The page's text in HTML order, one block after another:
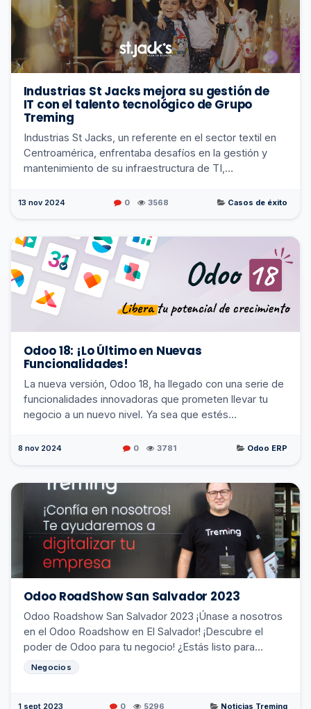
Industrias St Jacks mejora su gestión de
IT con el talento tecnológico de Grupo
Treming
Industrias St Jacks, un referente en el sector textil en
Centroamérica, enfrentaba desafíos en la gestión y
mantenimiento de su infraestructura de TI,
13 nov 2024 0 3568 Casos de éxito
Odoo 18: ¡Lo Último en Nuevas
Funcionalidades!
La nueva versión, Odoo 18, ha llegado con una serie de
funcionalidades innovadoras que prometen llevar tu
negocio a un nuevo nivel. Ya sea que estés
8 nov 2024 0 3781 Odoo ERP
Odoo RoadShow San Salvador 2023
Odoo Roadshow San Salvador 2023 ¡Únase a nosotros
en el Odoo Roadshow en El Salvador! ¡Descubre el
poder de Odoo para tu negocio! ¿Estás listo para
embarcarte en un viaje transformador para tu
empresa...
Negocios
1 sept 2023 0 5296 Noticias Treming